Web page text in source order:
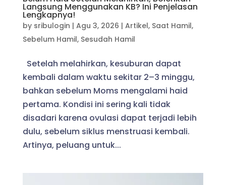
Langsung Menggunakan KB? Ini Penjelasan
Lengkapnya!
by sribulogin | Agu 3, 2026 | Artikel, Saat Hamil,
Sebelum Hamil, Sesudah Hamil
Setelah melahirkan, kesuburan dapat
kembali dalam waktu sekitar 2–3 minggu,
bahkan sebelum Moms mengalami haid
pertama. Kondisi ini sering kali tidak
disadari karena ovulasi dapat terjadi lebih
dulu, sebelum siklus menstruasi kembali.
Artinya, peluang untuk...